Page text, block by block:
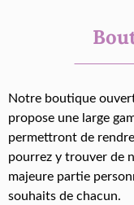
Notre boutique
propose une large
permettront de
pourrez y trouver de
majeure partie
souhaits de chacun.